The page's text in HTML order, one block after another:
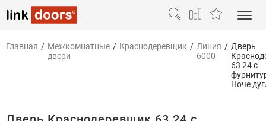
Главная / Межкомнатные
двери
/ Краснодеревщик / Линия
6000
/ Дверь
63 24 с
Ноче